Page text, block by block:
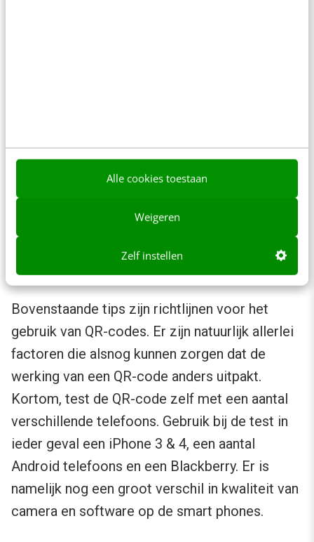
Alle cookies toestaan
Weigeren
Zelf instellen
Verplaats je in de doelgroep, weten zij wat een
QR-code is en hebben zij een smart phone? In
het artikel ‘
’ wordt hier uitgebreider op in gegaan.
10. Test de gemaakte QR-code!
Bovenstaande tips zijn richtlijnen voor het
gebruik van QR-codes. Er zijn natuurlijk allerlei
factoren die alsnog kunnen zorgen dat de
werking van een QR-code anders uitpakt.
Kortom, test de QR-code zelf met een aantal
verschillende telefoons. Gebruik bij de test in
ieder geval een iPhone 3 & 4, een aantal
Android telefoons en een Blackberry. Er is
namelijk nog een groot verschil in kwaliteit van
camera en software op de smart phones.